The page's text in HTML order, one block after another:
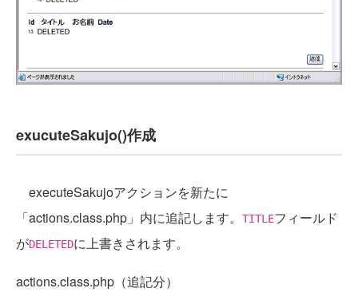
exucuteSakujo()作成
executeSakujoアクションを新たに
「actions.class.php」内に追記します。
TITLEフィールド
がDELETEDに上書きされます。
actions.class.php（追記分）